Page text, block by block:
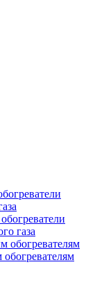
газа
обогревателям